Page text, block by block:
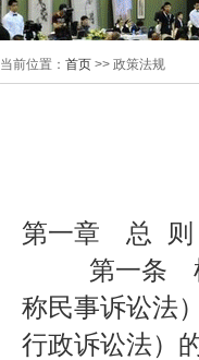
当前位置： 首页 >> 政策法规
第一章 总 则
第一条 根
称民事诉讼法
行政诉讼法）